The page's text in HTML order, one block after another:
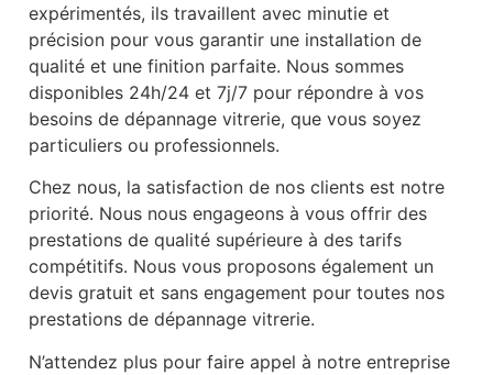
expérimentés, ils travaillent avec minutie et
précision pour vous garantir une installation de
qualité et une finition parfaite. Nous sommes
disponibles 24h/24 et 7j/7 pour répondre à vos
besoins de dépannage vitrerie, que vous soyez
particuliers ou professionnels.
Chez nous, la satisfaction de nos clients est notre
priorité. Nous nous engageons à vous offrir des
prestations de qualité supérieure à des tarifs
compétitifs. Nous vous proposons également un
devis gratuit et sans engagement pour toutes nos
prestations de dépannage vitrerie.
N’attendez plus pour faire appel à notre entreprise